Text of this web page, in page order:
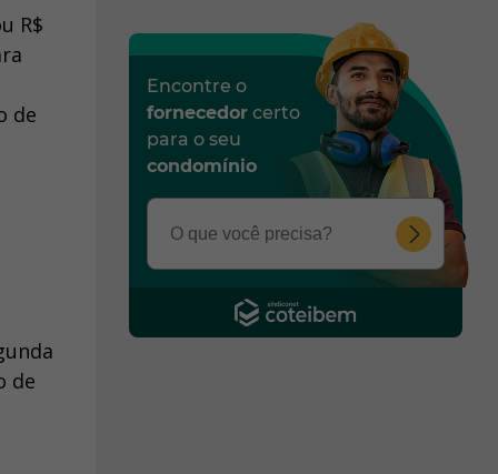
R$
de
de
Encontre o
fornecedor certo
para o seu
condomínio